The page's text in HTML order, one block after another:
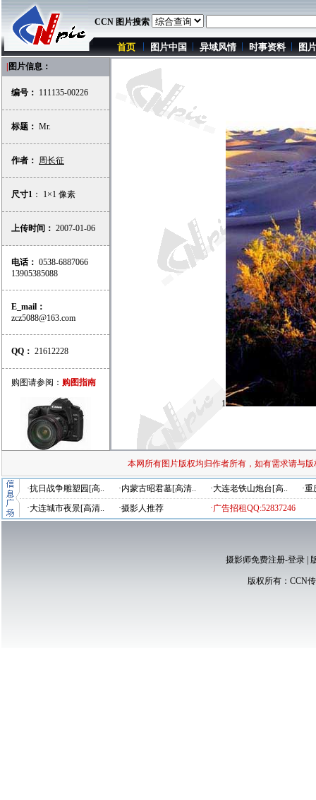
CCN 图片搜索
首页 图片中国 异域风情 时事资料 图
图片信息：
编号： 111135-00226
标题： Mr.
作者： 周长征
尺寸1 ： 1×1 像素
上传时间： 2007-01-06
电话： 0538-6887066
13905385088
E_mail：
zcz5088@163.com
QQ： 21612228
购图请参阅： 购图指南
1
本网所有图片版权均归作者所有，如有需求请与
·抗日战争雕塑园[高.. ·内蒙古昭君墓[高清.. ·大连老铁山炮台[高..
·
·大连城市夜景[高清..
·摄影人推荐 ·广告招租QQ:52837246
摄影师免费注册-登录|
版权所有： CCN